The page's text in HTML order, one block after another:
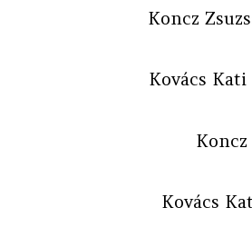
Koncz
Kovács
Koncz
Kovács